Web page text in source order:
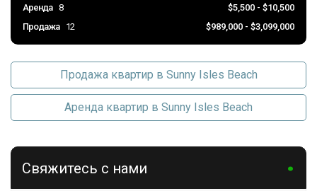
Аренда 8
$5,500 - $10,500
Продажа
12 $989,000 - $3,099,000
Продажа квартир в Sunny Isles Beach
Аренда квартир в Sunny Isles Beach
Свяжитесь с нами